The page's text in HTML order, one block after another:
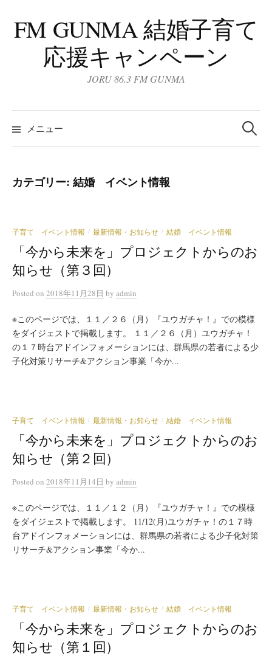
ン
テ
FM GUNMA 結婚子育て
応援キャンペーン
JORU 86.3 FM GUNMA
メニュー
検
索:
カテゴリー: 結婚 イベント情報
子育て イベント情報 / 最新情報・お知らせ / 結婚 イベント情報
「今から未来を」プロジェクトからのお
知らせ（第３回）
Posted on 2018年11月28日 by admin
※このページでは、１１／２６（月）『ユウガチャ！』での模様
をダイジェストで掲載します。 １１／２６（月）ユウガチャ！
の１７時台アドインフォメーションには、群馬県の若者による少
子化対策リサーチ&アクション事業「今か...
子育て イベント情報 / 最新情報・お知らせ / 結婚 イベント情報
「今から未来を」プロジェクトからのお
知らせ（第２回）
Posted on 2018年11月14日 by admin
※このページでは、１１／１２（月）『ユウガチャ！』での模様
をダイジェストで掲載します。 11/12(月)ユウガチャ！の１７時
台アドインフォメーションには、群馬県の若者による少子化対策
リサーチ&アクション事業「今か...
子育て イベント情報 / 最新情報・お知らせ / 結婚 イベント情報
「今から未来を」プロジェクトからのお
知らせ（第１回）